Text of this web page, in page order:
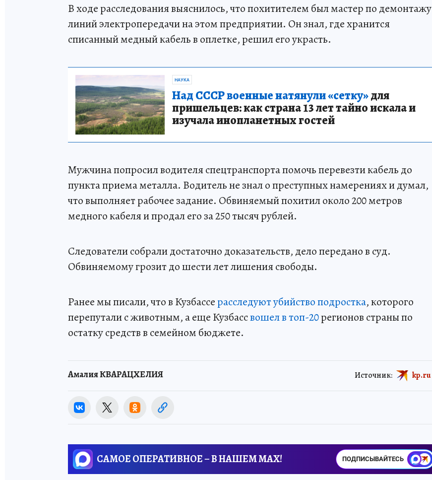
В ходе расследования выяснилось, что похитителем был мастер по демонтажу
линий электропередачи на этом предприятии. Он знал, где хранится
списанный медный кабель в оплетке, решил его украсть.
НАУКА
Над СССР военные натянули «сетку»для
пришельцев: как страна 13 лет тайно искала и
изучала инопланетных гостей
Мужчина попросил водителя спецтранспорта помочь перевезти кабель до
пункта приема металла. Водитель не знал о преступных намерениях и думал,
что выполняет рабочее задание. Обвиняемый похитил около 200 метров
медного кабеля и продал его за 250 тысяч рублей.
Следователи собрали достаточно доказательств, дело передано в суд.
Обвиняемому грозит до шести лет лишения свободы.
Ранее мы писали, что в Кузбассерасследуют убийство подростка, которого
перепутали с животным, а еще Кузбассвошел в топ-20регионов страны по
остатку средств в семейном бюджете.
Амалия КВАРАЦХЕЛИЯ Источник: kp.ru
САМОЕ ОПЕРАТИВНОЕ – В НАШЕМ MAX! ПОДПИСЫВАЙТЕСЬ